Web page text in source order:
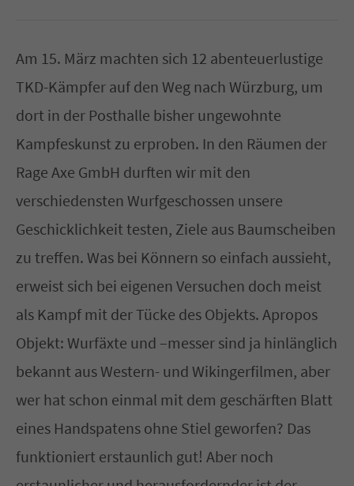
Am 15. März machten sich 12 abenteuerlustige
TKD-Kämpfer auf den Weg nach Würzburg, um
dort in der Posthalle bisher ungewohnte
Kampfeskunst zu erproben. In den Räumen der
Rage Axe GmbH durften wir mit den
verschiedensten Wurfgeschossen unsere
Geschicklichkeit testen, Ziele aus Baumscheiben
zu treffen. Was bei Könnern so einfach aussieht,
erweist sich bei eigenen Versuchen doch meist
als Kampf mit der Tücke des Objekts. Apropos
Objekt: Wurfäxte und –messer sind ja hinlänglich
bekannt aus Western- und Wikingerfilmen, aber
wer hat schon einmal mit dem geschärften Blatt
eines Handspatens ohne Stiel geworfen? Das
funktioniert erstaunlich gut! Aber noch